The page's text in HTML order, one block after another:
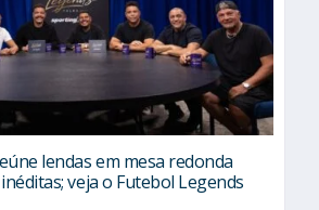
lendas em mesa redonda
veja o Futebol Legends